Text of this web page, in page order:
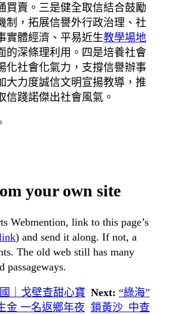
買賣。三是健全取信結合鼓勵
制，拓展信譽外行政治理、社
實體經濟、平易近生教學場地
的深條理利用。四是培養社會
化社會化氣力，支撐信譽辦事
大力度誠信文明宣揚教導，推
信踐諾傑出社會風氣。
your own site
Webmention, link to this page’s
) and send it along. If not, a
The old web still has many
passageways.
｜戈壁查甜心寶
金 一名返鄉年夜
Next: “綠海”
鎖黃沙_中查